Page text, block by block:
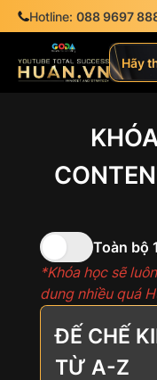
Hotline: 088 9697
Hãy
Toàn bộ
*Khóa học sẽ
dung nhiều quá
ĐẾ CHẾ
TỪ A-Z